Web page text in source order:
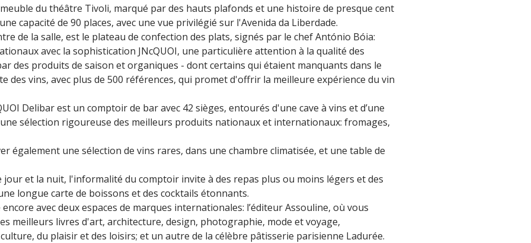
du théâtre Tivoli, marqué par des hauts plafonds et une histoire de presque cent
capacité de 90 places, avec une vue privilégié sur l'Avenida da Liberdade.
de la salle, est le plateau de confection des plats, signés par le chef António Bóia:
avec la sophistication JNcQUOI, une particulière attention à la qualité des
des produits de saison et organiques - dont certains qui étaient manquants dans le
des vins, avec plus de 500 références, qui promet d'offrir la meilleure expérience du vin
Delibar est un comptoir de bar avec 42 sièges, entourés d'une cave à vins et d’une
sélection rigoureuse des meilleurs produits nationaux et internationaux: fromages,
également une sélection de vins rares, dans une chambre climatisée, et une table de
et la nuit, l'informalité du comptoir invite à des repas plus ou moins légers et des
longue carte de boissons et des cocktails étonnants.
avec deux espaces de marques internationales: l’éditeur Assouline, où vous
meilleurs livres d'art, architecture, design, photographie, mode et voyage,
du plaisir et des loisirs; et un autre de la célèbre pâtisserie parisienne Ladurée.